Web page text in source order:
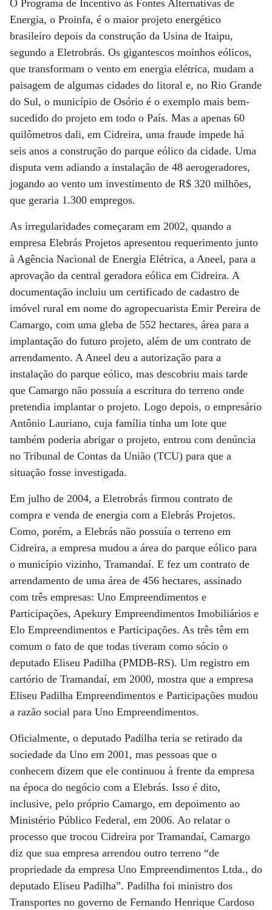
O Programa de Incentivo às Fontes Alternativas de
Energia, o Proinfa, é o maior projeto energético
brasileiro depois da construção da Usina de Itaipu,
segundo a Eletrobrás. Os gigantescos moinhos eólicos,
que transformam o vento em energia elétrica, mudam a
paisagem de algumas cidades do litoral e, no Rio Grande
do Sul, o município de Osório é o exemplo mais bem-
sucedido do projeto em todo o País. Mas a apenas 60
quilômetros dali, em Cidreira, uma fraude impede há
seis anos a construção do parque eólico da cidade. Uma
disputa vem adiando a instalação de 48 aerogeradores,
jogando ao vento um investimento de R$ 320 milhões,
que geraria 1.300 empregos.
As irregularidades começaram em 2002, quando a
empresa Elebrás Projetos apresentou requerimento junto
à Agência Nacional de Energia Elétrica, a Aneel, para a
aprovação da central geradora eólica em Cidreira. A
documentação incluiu um certificado de cadastro de
imóvel rural em nome do agropecuarista Emir Pereira de
Camargo, com uma gleba de 552 hectares, área para a
implantação do futuro projeto, além de um contrato de
arrendamento. A Aneel deu a autorização para a
instalação do parque eólico, mas descobriu mais tarde
que Camargo não possuía a escritura do terreno onde
pretendia implantar o projeto. Logo depois, o empresário
Antônio Lauriano, cuja família tinha um lote que
também poderia abrigar o projeto, entrou com denúncia
no Tribunal de Contas da União (TCU) para que a
situação fosse investigada.
Em julho de 2004, a Eletrobrás firmou contrato de
compra e venda de energia com a Elebrás Projetos.
Como, porém, a Elebrás não possuía o terreno em
Cidreira, a empresa mudou a área do parque eólico para
o município vizinho, Tramandaí. E fez um contrato de
arrendamento de uma área de 456 hectares, assinado
com três empresas: Uno Empreendimentos e
Participações, Apekury Empreendimentos Imobiliários e
Elo Empreendimentos e Participações. As três têm em
comum o fato de que todas tiveram como sócio o
deputado Eliseu Padilha (PMDB-RS). Um registro em
cartório de Tramandaí, em 2000, mostra que a empresa
Eliseu Padilha Empreendimentos e Participações mudou
a razão social para Uno Empreendimentos.
Oficialmente, o deputado Padilha teria se retirado da
sociedade da Uno em 2001, mas pessoas que o
conhecem dizem que ele continuou à frente da empresa
na época do negócio com a Elebrás. Isso é dito,
inclusive, pelo próprio Camargo, em depoimento ao
Ministério Público Federal, em 2006. Ao relatar o
processo que trocou Cidreira por Tramandaí, Camargo
diz que sua empresa arrendou outro terreno “de
propriedade da empresa Uno Empreendimentos Ltda., do
deputado Eliseu Padilha”. Padilha foi ministro dos
Transportes no governo de Fernando Henrique Cardoso